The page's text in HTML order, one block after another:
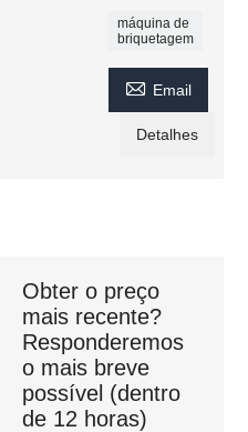
máquina de
briquetagem
 Email
Detalhes
Obter o preço
mais recente?
Responderemos
o mais breve
possível (dentro
de 12 horas)